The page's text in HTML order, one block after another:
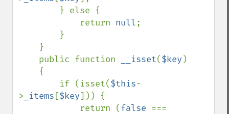
            return
null;
    public function
__isset($key )
        if (isset(
$this-
> _items [$key])) {
            return (
false ===